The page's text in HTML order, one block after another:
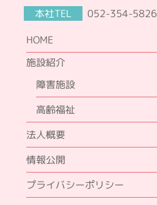
本社TEL
052-354-5826
HOME
施設紹介
障害施設
高齢福祉
法人概要
情報公開
プライバシーポリシー